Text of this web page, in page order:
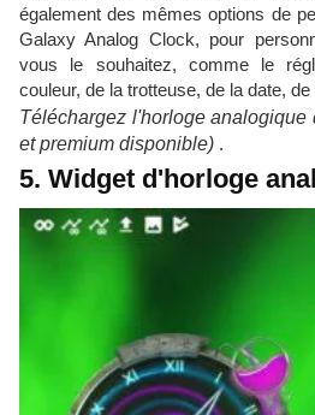
également des mêmes options de
Galaxy Analog Clock, pour
vous le souhaitez, comme le
couleur, de la trotteuse, de la date,
Téléchargez l'horloge analogique
et premium disponible) .
5. Widget d'horloge